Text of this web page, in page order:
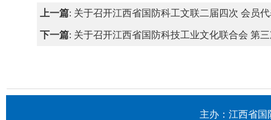
上一篇: 关于召开江西省国防科工文联二届四次 会员
下一篇: 关于召开江西省国防科技工业文化联合会 第
主办：江西省